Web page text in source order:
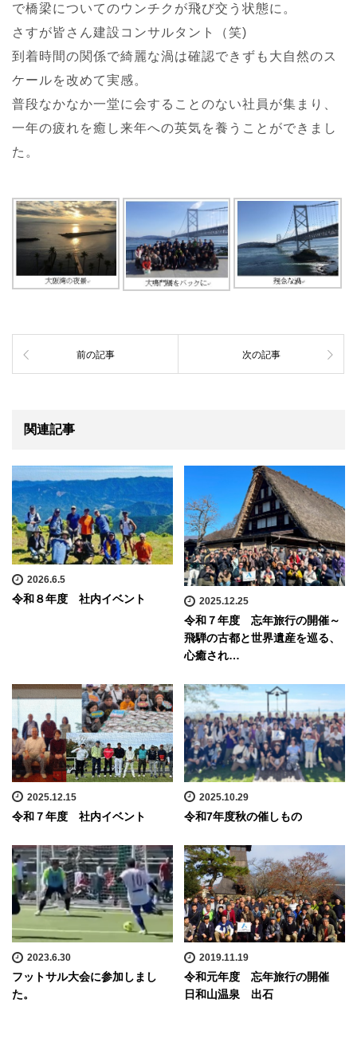
で橋梁についてのウンチクが飛び交う状態に。
さすが皆さん建設コンサルタント（笑)
到着時間の関係で綺麗な渦は確認できずも大自然のス
ケールを改めて実感。
普段なかなか一堂に会することのない社員が集まり、
一年の疲れを癒し来年への英気を養うことができまし
た。
前の記事 次の記事
関連記事
2026.6.5
令和８年度 社内イベント 2025.12.25
令和７年度 忘年旅行の開催～
飛騨の古都と世界遺産を巡る、
心癒され…
2025.12.15
令和７年度 社内イベント
2025.10.29
令和7年度秋の催しもの
2023.6.30
フットサル大会に参加しまし
た。
2019.11.19
令和元年度 忘年旅行の開催
日和山温泉 出石